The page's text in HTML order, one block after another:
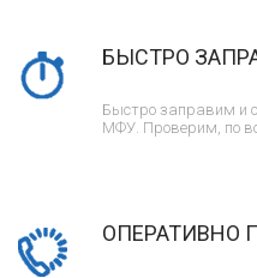
БЫСТРО
Быстро заправим и
МФУ. Проверим, по
ОПЕРАТИВНО